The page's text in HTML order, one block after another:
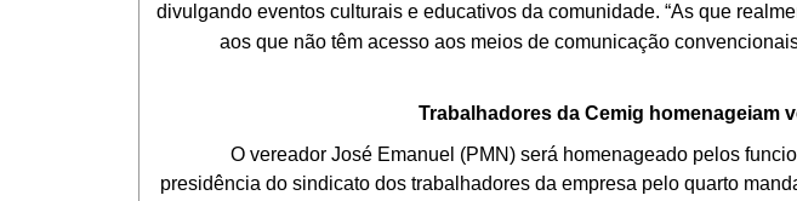
divulgando eventos culturais e educativos da comunidade. “As que
aos que não têm acesso aos meios de comunicação
Trabalhadores da Cemig homenageiam
O vereador José Emanuel (PMN) será homenageado pelos
presidência do sindicato dos trabalhadores da empresa pelo quarto